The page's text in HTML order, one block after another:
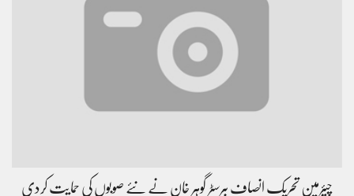
چیئرمین تحریک انصاف بیرسٹر گوہر خان نے نئے صوبوں کی حمایت کردی